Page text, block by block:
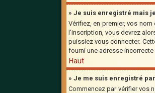
» Je suis enregistré mais
Vérifiez, en premier, vos
l’inscription, vous devrez
puissiez vous connecter.
fourni une adresse incorrecte
Haut
» Je me suis enregistré
Commencez par vérifier vos